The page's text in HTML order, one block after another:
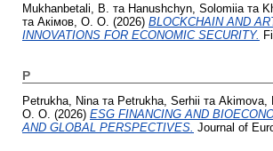
Mukhanbetali, B. та Hanushchyn, Solomiia та
та Акімов, О. О. (2026) BLOCKCHAIN AND
INNOVATIONS FOR ECONOMIC SECURITY.
P
Petrukha, Ninaта Petrukha, Serhii та Akimova,
О. О. (2026) ESG FINANCING AND
AND GLOBAL PERSPECTIVES. Journal of